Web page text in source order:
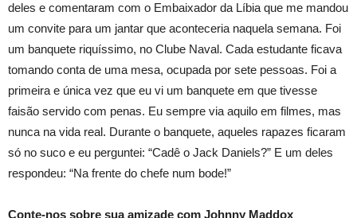
deles e comentaram com o Embaixador da Líbia que me mandou
um convite para um jantar que aconteceria naquela semana. Foi
um banquete riquíssimo, no Clube Naval. Cada estudante ficava
tomando conta de uma mesa, ocupada por sete pessoas. Foi a
primeira e única vez que eu vi um banquete em que tivesse
faisão servido com penas. Eu sempre via aquilo em filmes, mas
nunca na vida real. Durante o banquete, aqueles rapazes ficaram
só no suco e eu perguntei: “Cadê o Jack Daniels?” E um deles
respondeu: “Na frente do chefe num bode!”
Conte-nos sobre sua amizade com Johnny Maddox